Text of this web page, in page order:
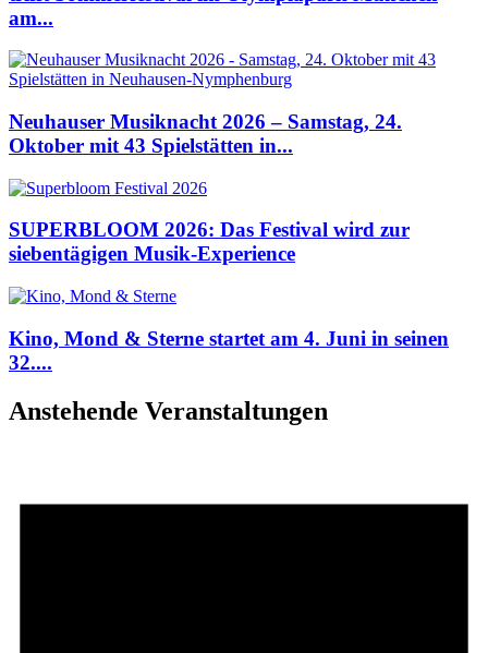
am...
Neuhauser Musiknacht 2026 – Samstag, 24.
Oktober mit 43 Spielstätten in...
SUPERBLOOM 2026: Das Festival wird zur
siebentägigen Musik-Experience
Kino, Mond & Sterne startet am 4. Juni in seinen
32....
Anstehende Veranstaltungen